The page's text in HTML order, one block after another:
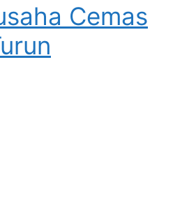
Cemas